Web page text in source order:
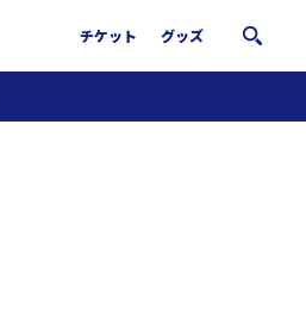
チケット グッズ